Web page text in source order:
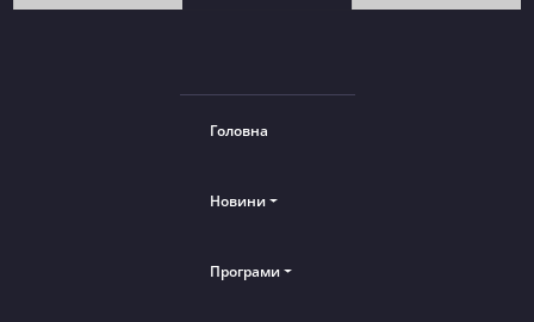
Головна
Новини
Програми